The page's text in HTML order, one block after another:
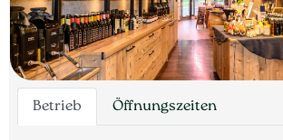
Betrieb Öffnungszeiten